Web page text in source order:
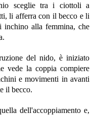
sceglie tra i ciottoli a
li afferra con il becco e li
inchino alla femmina, che
del nido, è iniziato
vede la coppia compiere
e movimenti in avanti
il becco.
dell'accoppiamento e,